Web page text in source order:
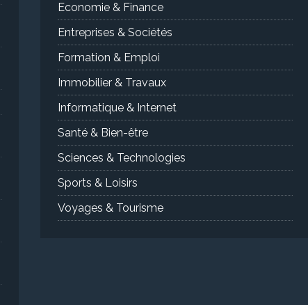
Economie & Finance
Entreprises & Sociétés
Formation & Emploi
Immobilier & Travaux
Informatique & Internet
Santé & Bien-être
Sciences & Technologies
Sports & Loisirs
Voyages & Tourisme